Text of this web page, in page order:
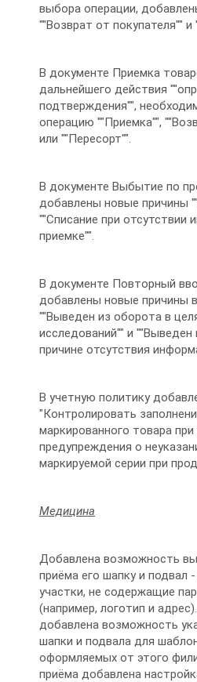
выбора операции,
""Возврат от покупателя"" и
В документе Приемка
дальнейшего действия
подтверждения"",
операцию ""Приемка"",
или ""Пересорт"".
В документе Выбытие по
добавлены новые причины
""Списание при отсутствии
приемке"".
В документе Повторный
добавлены новые причины
""Выведен из оборота в
исследований"" и
причине отсутствия
В учетную политику
"Контролировать
маркированного товара
предупреждения о
маркируемой серии при
Медицина
Добавлена возможность
приёма его шапку и подвал
участки, не содержащие
(например, логотип и
добавлена возможность
шапки и подвала для
оформляемых от этого
приёма добавлена